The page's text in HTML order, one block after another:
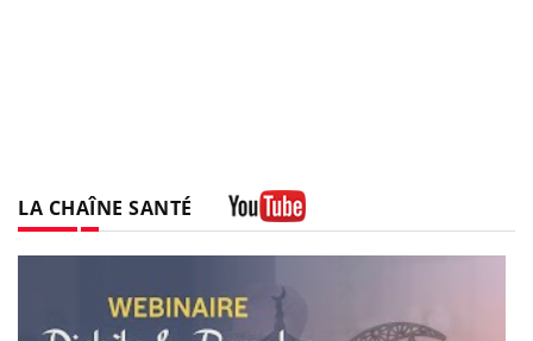
LA CHAÎNE SANTÉ